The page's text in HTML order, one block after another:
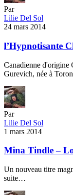
Par
Lilie Del Sol
24 mars 2014
l’Hypnotisante
Canadienne d'origine
Gurevich, née à
Par
Lilie Del Sol
1 mars 2014
Mina Tindle –
Un nouveau titre
suite…